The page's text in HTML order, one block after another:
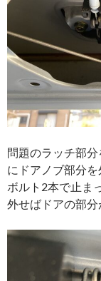
問題のラッチ部
にドアノブ部分を
ボルト2本で止ま
外せばドアの部分